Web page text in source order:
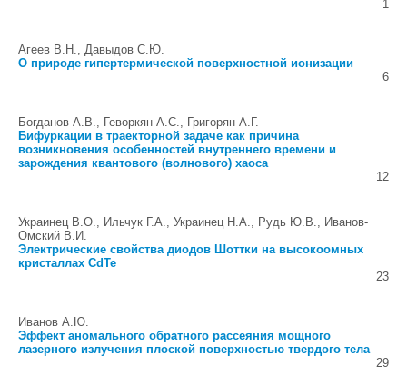
1
Агеев В.Н., Давыдов С.Ю.
О природе гипертермической поверхностной ионизации
6
Богданов А.В., Геворкян А.С., Григорян А.Г.
Бифуркации в траекторной задаче как причина
возникновения особенностей внутреннего времени и
зарождения квантового (волнового) хаоса
12
Украинец В.О., Ильчук Г.А., Украинец Н.А., Рудь Ю.В., Иванов-
Омский В.И.
Электрические свойства диодов Шоттки на высокоомных
кристаллах CdTe
23
Иванов А.Ю.
Эффект аномального обратного рассеяния мощного
лазерного излучения плоской поверхностью твердого тела
29